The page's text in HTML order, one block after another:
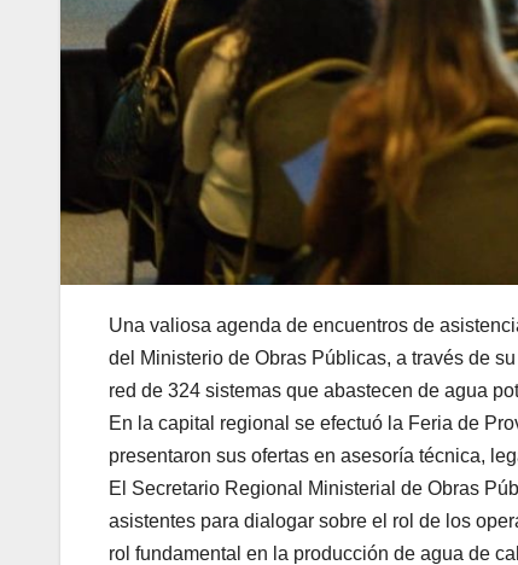
Una valiosa agenda de encuentros de
del Ministerio de Obras Públicas, a través de
red de 324 sistemas que abastecen de agua
En la capital regional se efectuó la Feria de
presentaron sus ofertas en asesoría técnica,
El Secretario Regional Ministerial de Obras
asistentes para dialogar sobre el rol de los
rol fundamental en la producción de agua de